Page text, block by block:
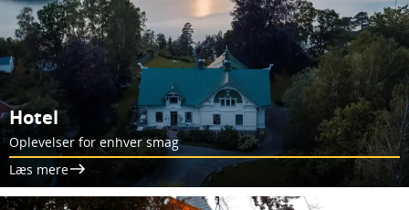
Hotel
Oplevelser for enhver smag
Læs mere